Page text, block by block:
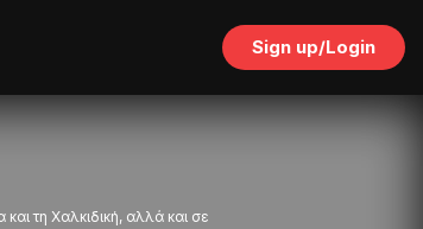
Sign up/Login
τη Χαλκιδική, αλλά και σε